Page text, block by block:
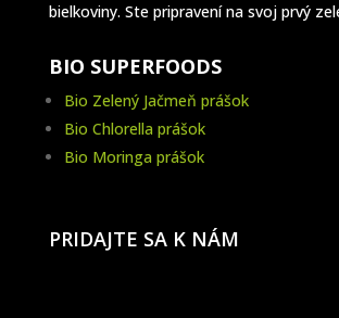
bielkoviny. Ste pripravení na svoj prvý
BIO SUPERFOODS
Bio Zelený Jačmeň prášok
Bio Chlorella prášok
Bio Moringa prášok
PRIDAJTE SA K NÁM